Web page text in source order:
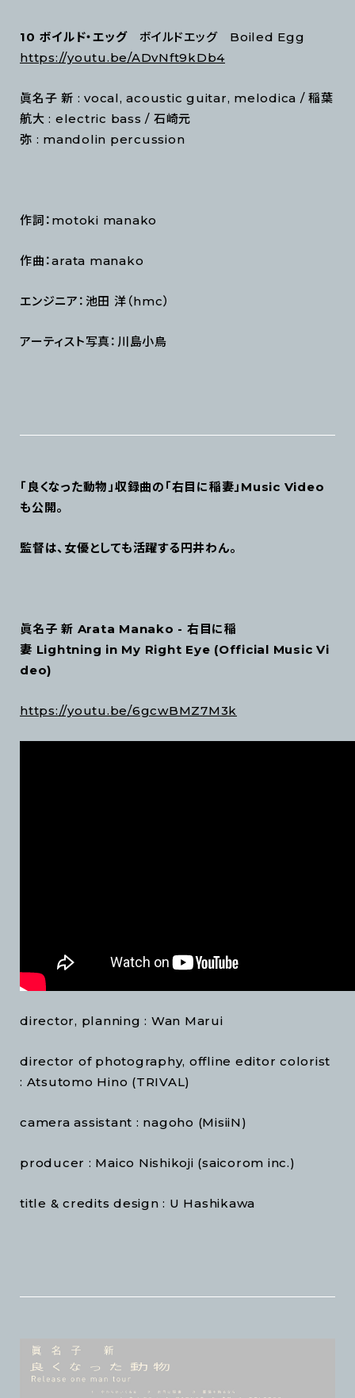
10 ボイルド・エッグボイルドエッグ Boiled Egg
https://youtu.be/ADvNft9kDb4
眞名子 新 : vocal, acoustic guitar, melodica / 稲葉
航大 : electric bass / 石崎元
弥 : mandolin percussion
作詞：motoki manako
作曲：arata manako
エンジニア：池田 洋（hmc）
アーティスト写真：川島小鳥
「良くなった動物」収録曲の「右目に稲妻」Music Video
も公開。
監督は、女優としても活躍する円井わん。
眞名子 新 Arata Manako - 右目に稲
妻 Lightning in My Right Eye (Official Music Vi
deo)
https://youtu.be/6gcwBMZ7M3k
director, planning : Wan Marui
director of photography, offline editor colorist
: Atsutomo Hino (TRIVAL)
camera assistant : nagoho (MisiiN)
producer : Maico Nishikoji (saicorom inc.)
title & credits design : U Hashikawa